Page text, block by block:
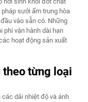
sưởi ấm trung hòa
vào sẵn có. Những
phí vận hành dài hạn
hoạt động sản xuất
theo từng loại
các dải nhiệt độ và ánh